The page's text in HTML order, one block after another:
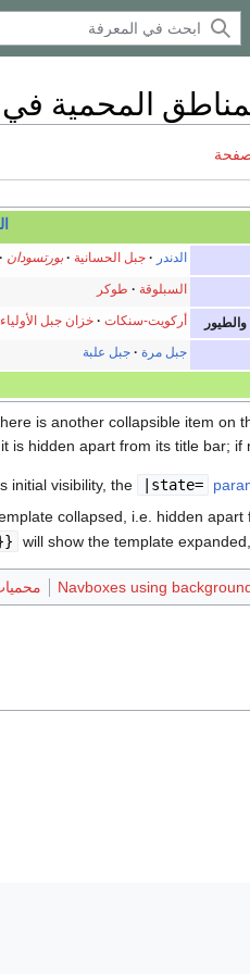
المحمية
الدندر جبل الحسانية بورتسودان
السبلوقة طوكر
والطيور أركويت-سنكات خزان جبل الأولياء
جبل مرة جبل علبة
is another collapsible item on
is hidden apart from its title bar; if
initial visibility, the |state=
collapsed, i.e. hidden apart
will show the template
Navboxes using